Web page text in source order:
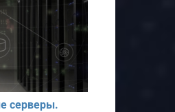
серверы.